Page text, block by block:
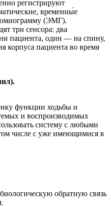
регистрируют
временны́е
(ЭМГ).
три сенсора: два
пациента, один — на спину,
корпуса пациента во время
функции ходьбы и
и воспроизводимых
систему с любыми
числе с уже имеющимися в
обратную связь